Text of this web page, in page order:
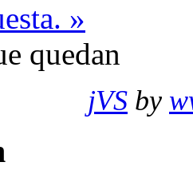
»
quedan
jVS by